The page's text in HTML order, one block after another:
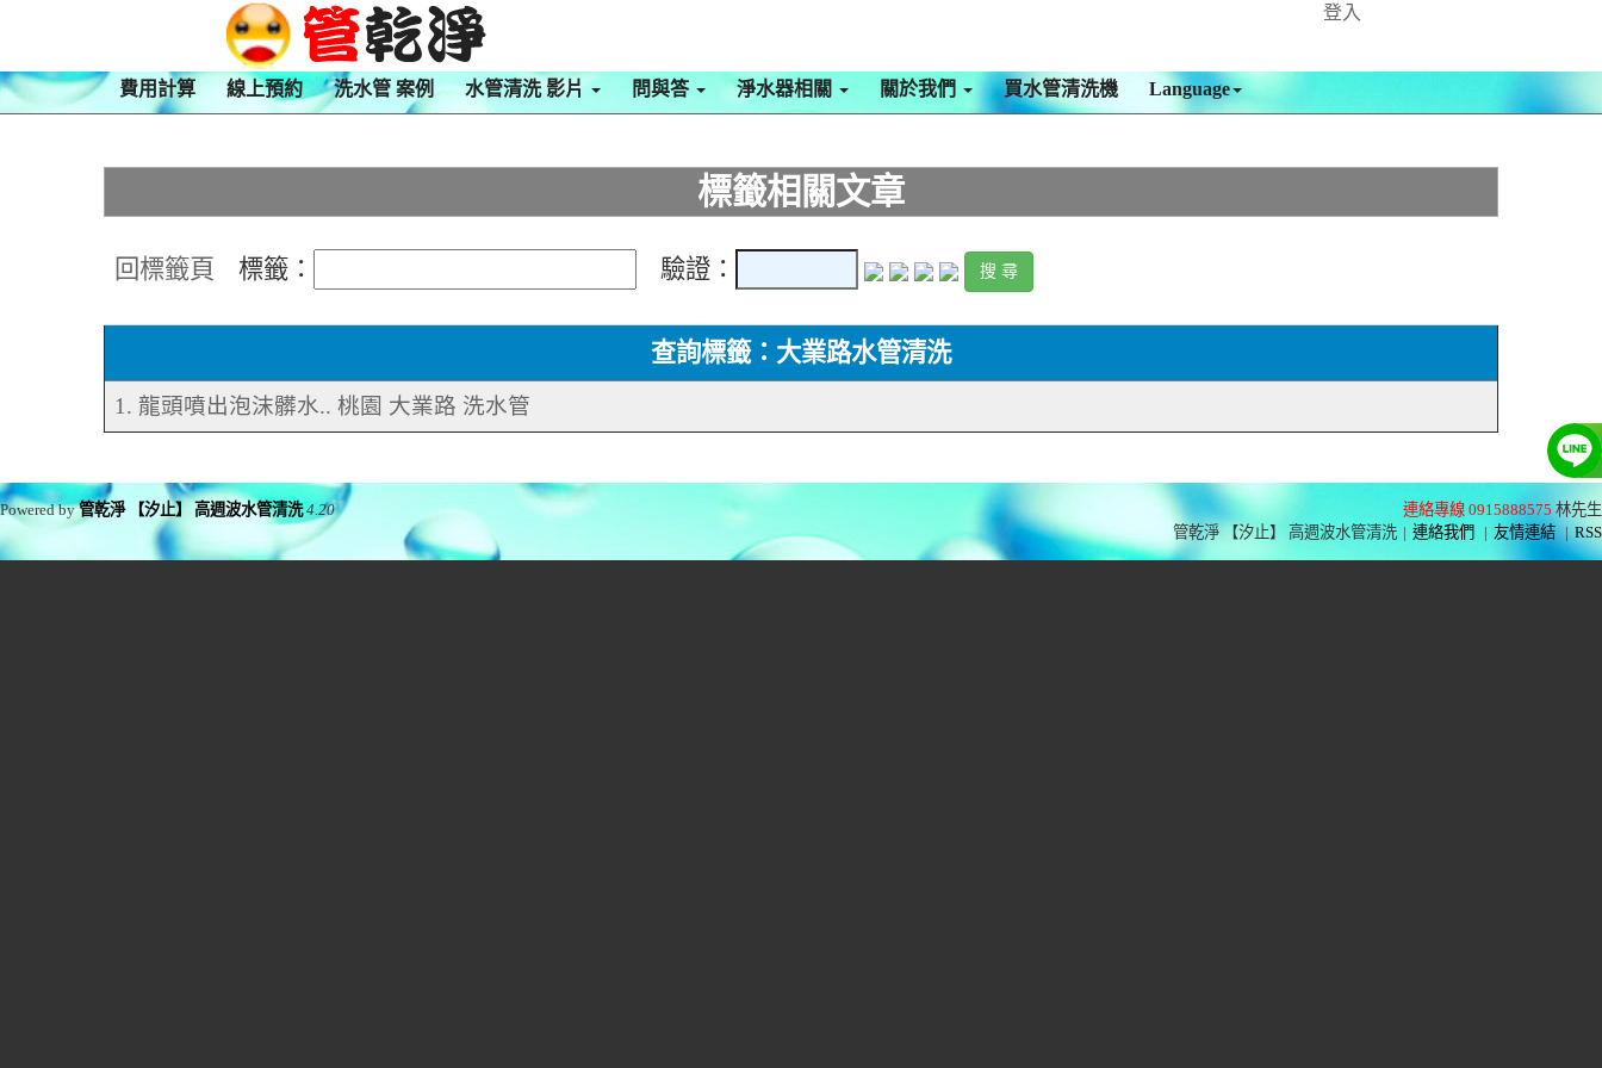
登入
費用計算 線上預約 洗水管 案例 水管清洗 影片 問與答 淨水器相關 關於我們 買水管清洗機 Language
標籤相關文章
回標籤頁 標籤： 驗證：
查詢標籤：大業路水管清洗
1. 龍頭噴出泡沫髒水.. 桃園 大業路 洗水管
連絡專線 0915888575 林先生
管乾淨 【汐止】 高週波水管清洗 | 連絡我們 | 友情連結 | RSS
Powered by管乾淨 【汐止】 高週波水管清洗 4.20